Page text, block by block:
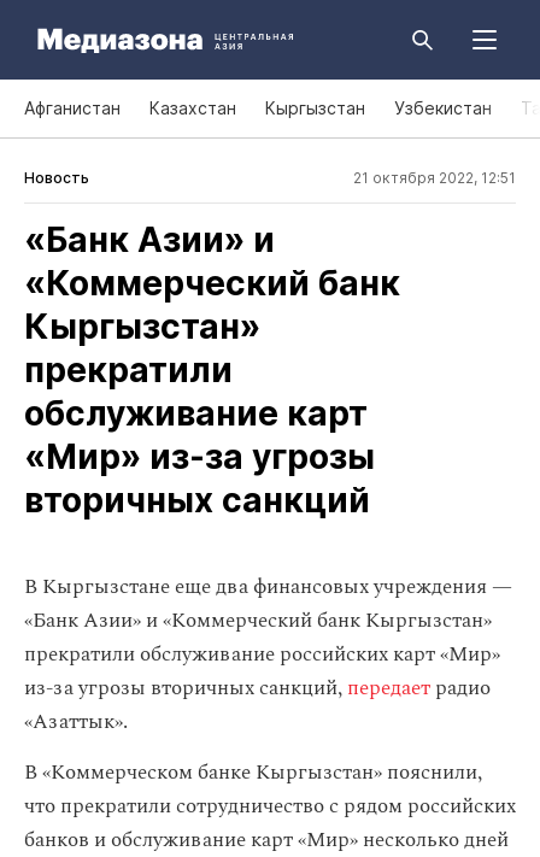
Афганистан Казахстан Кыргызстан Узбекистан
Новость 21 октября 2022, 12:51
«Банк Азии» и
«Коммерческий банк
Кыргызстан»
прекратили
обслуживание карт
«Мир» из‑за угрозы
вторичных санкций
В Кыргызстане еще два финансовых учреждения —
«Банк Азии» и «Коммерческий банк Кыргызстан»
прекратили обслуживание российских карт «Мир»
из-за угрозы вторичных санкций,передаетрадио
«Азаттык».
В «Коммерческом банке Кыргызстан» пояснили,
что прекратили сотрудничество с рядом российских
банков и обслуживание карт «Мир» несколько дней